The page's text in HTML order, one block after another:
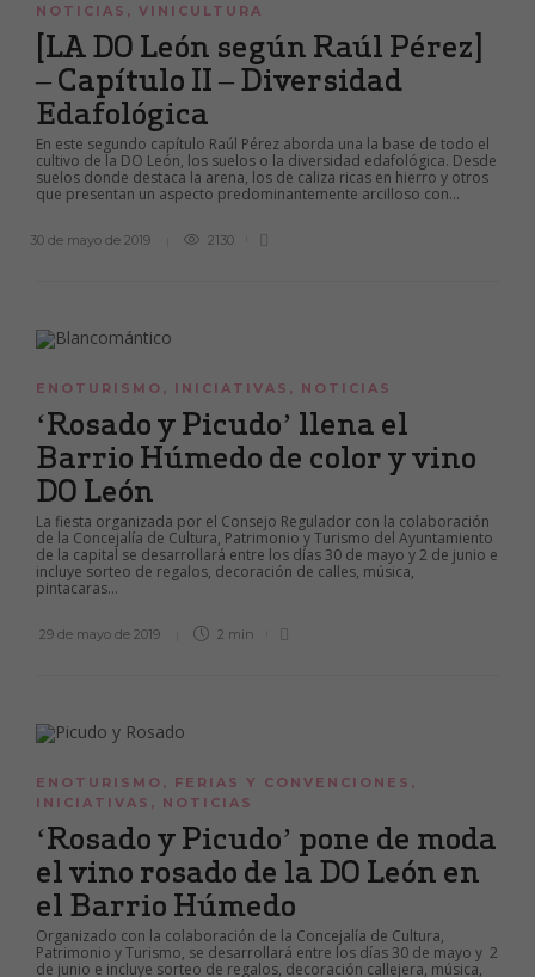
NOTICIAS , VINICULTURA
[LA DO León según Raúl Pérez]
– Capítulo II – Diversidad
Edafológica
En este segundo capítulo Raúl Pérez aborda una la base de todo el
cultivo de la DO León, los suelos o la diversidad edafológica. Desde
suelos donde destaca la arena, los de caliza ricas en hierro y otros
que presentan un aspecto predominantemente arcilloso con...
30 de mayo de 2019 2130
ENOTURISMO , INICIATIVAS , NOTICIAS
‘Rosado y Picudo’ llena el
Barrio Húmedo de color y vino
DO León
La fiesta organizada por el Consejo Regulador con la colaboración
de la Concejalía de Cultura, Patrimonio y Turismo del Ayuntamiento
de la capital se desarrollará entre los días 30 de mayo y 2 de junio e
incluye sorteo de regalos, decoración de calles, música,
pintacaras...
29 de mayo de 2019 2 min
ENOTURISMO , FERIAS Y CONVENCIONES ,
INICIATIVAS , NOTICIAS
‘Rosado y Picudo’ pone de moda
el vino rosado de la DO León en
el Barrio Húmedo
Organizado con la colaboración de la Concejalía de Cultura,
Patrimonio y Turismo, se desarrollará entre los días 30 de mayo y 2
de junio e incluye sorteo de regalos, decoración callejera, música,